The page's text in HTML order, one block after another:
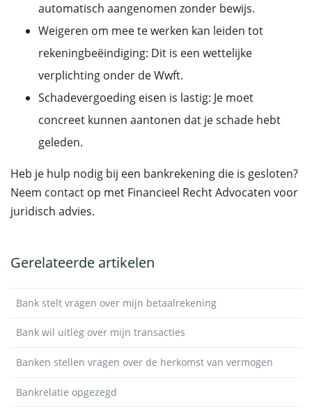
automatisch aangenomen zonder bewijs.
Weigeren om mee te werken kan leiden tot
rekeningbeëindiging: Dit is een wettelijke
verplichting onder de Wwft.
Schadevergoeding eisen is lastig: Je moet
concreet kunnen aantonen dat je schade hebt
geleden.
Heb je hulp nodig bij een bankrekening die is gesloten?
Neem contact op met Financieel Recht Advocaten voor
juridisch advies.
Gerelateerde artikelen
Bank stelt vragen over mijn betaalrekening
Bank wil uitleg over mijn transacties
Banken stellen vragen over de herkomst van vermogen
Bankrelatie opgezegd